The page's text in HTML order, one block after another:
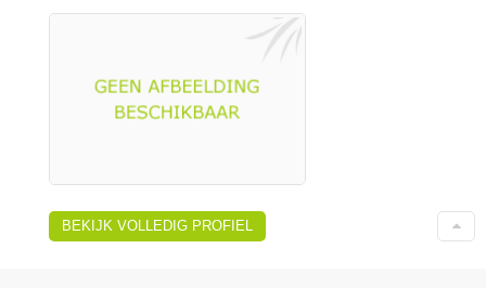
BEKIJK VOLLEDIG PROFIEL